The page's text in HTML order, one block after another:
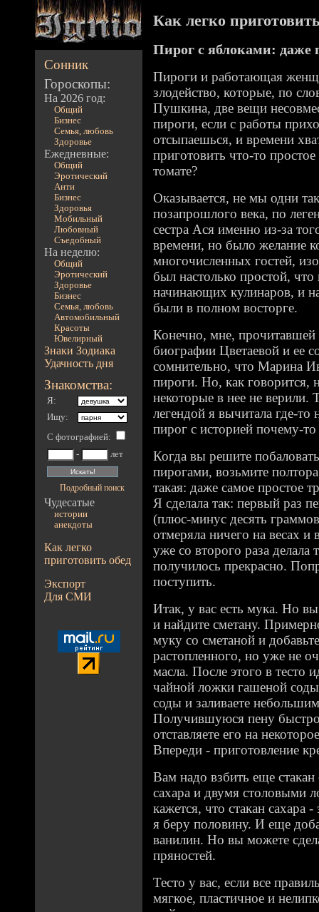
Сонник
Гороскопы:
На 2026 год:
Общий
Бизнес
Семья, любовь
Здоровье
Ежедневные:
Общий
Эротический
Анти
Бизнес
Здоровья
Мобильный
Любовный
Съедобный
На неделю:
Общий
Эротический
Здоровье
Бизнес
Семья, любовь
Автомобильный
Красоты
Ювелирный
Знаки Зодиака
Удачность дня
Знакомства:
Я:
Ищу:
С фотографией:
-
лет
Подробный поиск
Чудесатые
истории
анекдоты
Как легко
приготовить обед
Экспорт
Для СМИ
Как легко
Пирог с яблоками: даже
Пироги и работающая
злодейство, которые, по
Пушкина, две вещи
пироги, если с работы
отсыпаешься, и времени
приготовить что-то
томате?
Оказывается, не мы одни
позапрошлого века, по
сестра Ася именно из-за
времени, но было желание
многочисленных гостей,
был настолько простой,
начинающих кулинаров, и
были в полном восторге.
Конечно, мне,
биографии Цветаевой и ее
сомнительно, что Марина
пироги. Но, как говорится,
некоторые в нее не верили.
легендой я вычитала где-то
пирог с историей почему-то
Когда вы решите
пирогами, возьмите
такая: даже самое простое
Я сделала так: первый раз
(плюс-минус десять
отмеряла ничего на весах
уже со второго раза делала
получилось прекрасно.
поступить.
Итак, у вас есть мука. Но вы
и найдите сметану.
муку со сметаной и
растопленного, но уже не
масла. После этого в тесто
чайной ложки гашеной
соды и заливаете
Получившуюся пену быстро
отставляете его на
Впереди - приготовление
Вам надо взбить еще
сахара и двумя столовыми
кажется, что стакан
я беру половину. И еще
ванилин. Но вы можете
пряностей.
Тесто у вас, если все
мягкое, пластичное и